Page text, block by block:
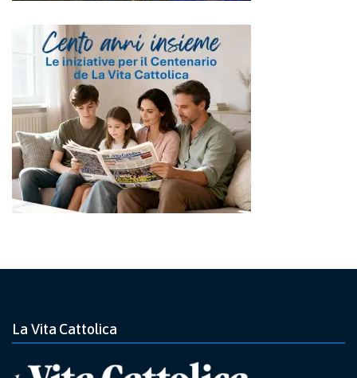
La Vita Cattolica